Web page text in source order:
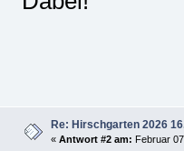
Re: Hirschgarten 2026
« Antwort #2 am: Februar